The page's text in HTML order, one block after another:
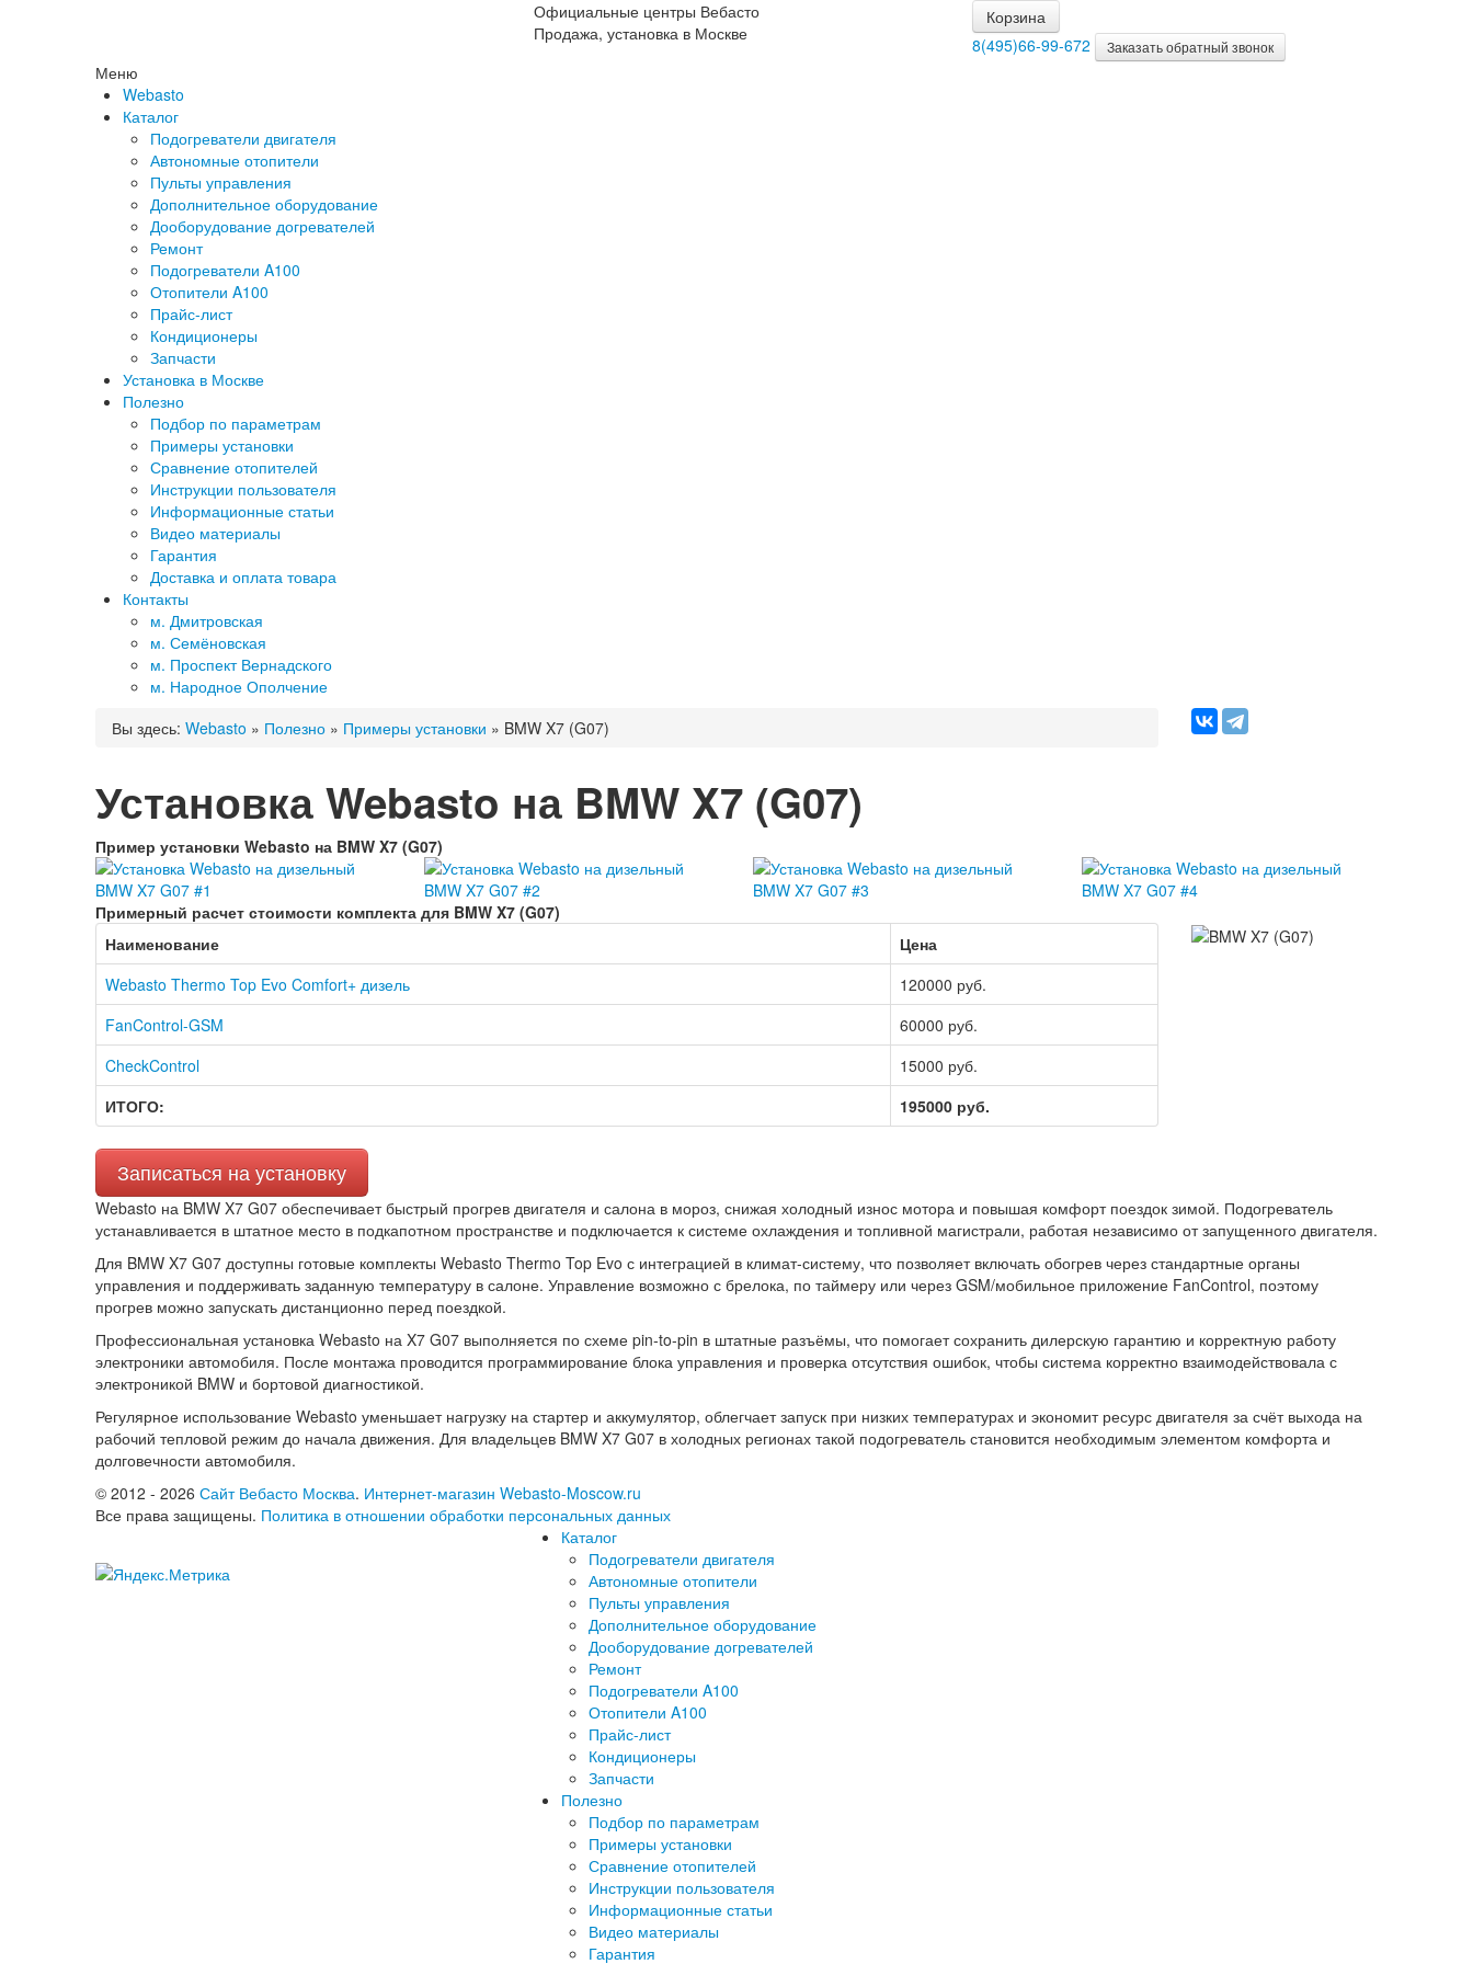
Официальные центры Вебасто
Продажа, установка в Москве
Корзина
8(495)66-99-672
Заказать обратный звонок
Меню
Webasto
Каталог
Подогреватели двигателя
Автономные отопители
Пульты управления
Дополнительное оборудование
Дооборудование догревателей
Ремонт
Подогреватели A100
Отопители A100
Прайс-лист
Кондиционеры
Запчасти
Установка в Москве
Полезно
Подбор по параметрам
Примеры установки
Сравнение отопителей
Инструкции пользователя
Информационные статьи
Видео материалы
Гарантия
Доставка и оплата товара
Контакты
м. Дмитровская
м. Семёновская
м. Проспект Вернадского
м. Народное Ополчение
Вы здесь: Webasto » Полезно » Примеры установки » BMW X7 (G07)
Установка Webasto на BMW X7 (G07)
Пример установки Webasto на BMW X7 (G07)
Примерный расчет стоимости комплекта для BMW X7 (G07)
Наименование
Цена
Webasto Thermo Top Evo Comfort+ дизель
120000 руб.
FanControl-GSM
60000 руб.
CheckControl
15000 руб.
ИТОГО:
195000 руб.
Записаться на установку
Webasto на BMW X7 G07 обеспечивает быстрый прогрев двигателя и салона в мороз, снижая холодный износ мотора и повышая комфорт поездок зимой. Подогреватель
устанавливается в штатное место в подкапотном пространстве и подключается к системе охлаждения и топливной магистрали, работая независимо от запущенного двигателя.
Для BMW X7 G07 доступны готовые комплекты Webasto Thermo Top Evo с интеграцией в климат‑систему, что позволяет включать обогрев через стандартные органы
управления и поддерживать заданную температуру в салоне. Управление возможно с брелока, по таймеру или через GSM/мобильное приложение FanControl, поэтому
прогрев можно запускать дистанционно перед поездкой.
Профессиональная установка Webasto на X7 G07 выполняется по схеме pin‑to‑pin в штатные разъёмы, что помогает сохранить дилерскую гарантию и корректную работу
электроники автомобиля. После монтажа проводится программирование блока управления и проверка отсутствия ошибок, чтобы система корректно взаимодействовала с
электроникой BMW и бортовой диагностикой.
Регулярное использование Webasto уменьшает нагрузку на стартер и аккумулятор, облегчает запуск при низких температурах и экономит ресурс двигателя за счёт выхода на
рабочий тепловой режим до начала движения. Для владельцев BMW X7 G07 в холодных регионах такой подогреватель становится необходимым элементом комфорта и
долговечности автомобиля.
© 2012 - 2026 Сайт Вебасто Москва. Интернет-магазин Webasto-Moscow.ru
Все права защищены. Политика в отношении обработки персональных данных
Каталог
Подогреватели двигателя
Автономные отопители
Пульты управления
Дополнительное оборудование
Дооборудование догревателей
Ремонт
Подогреватели A100
Отопители A100
Прайс-лист
Кондиционеры
Запчасти
Полезно
Подбор по параметрам
Примеры установки
Сравнение отопителей
Инструкции пользователя
Информационные статьи
Видео материалы
Гарантия